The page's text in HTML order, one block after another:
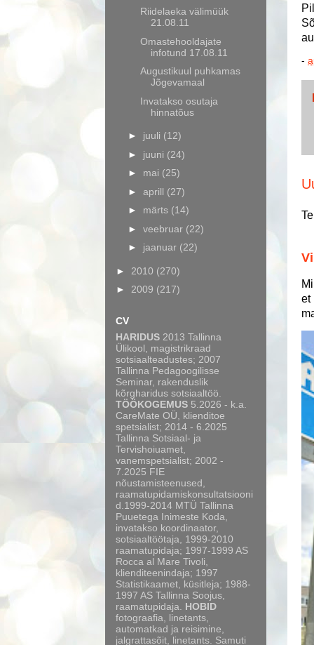
-
et
Riidelaeka välimüük
21.08.11
Omastehooldajate
infotund 17.08.11
Augustikuul puhkamas
Jõgevamaal
Invatakso osutaja
hinnatõus
► juuli (12)
► juuni (24)
► mai (25)
► aprill (27)
► märts (14)
► veebruar (22)
► jaanuar (22)
► 2010 (270)
► 2009 (217)
CV
HARIDUS 2013 Tallinna
Ülikool, magistrikraad
sotsiaalteadustes; 2007
Tallinna Pedagoogilisse
Seminar, rakenduslik
kõrgharidus sotsiaaltöö.
TÖÖKOGEMUS 5.2026 - k.a.
CareMate OÜ, klienditoe
spetsialist; 2014 - 6.2025
Tallinna Sotsiaal- ja
Tervishoiuamet,
vanemspetsialist; 2002 -
7.2025 FIE
nõustamisteenused,
raamatupidamiskonsultatsiooni
d.1999-2014 MTÜ Tallinna
Puuetega Inimeste Koda,
invatakso koordinaator,
sotsiaaltöötaja, 1999-2010
raamatupidaja; 1997-1999 AS
Rocca al Mare Tivoli,
klienditeenindaja; 1997
Statistikaamet, küsitleja; 1988-
1997 AS Tallinna Soojus,
raamatupidaja. HOBID
fotograafia, linetants,
automatkad ja reisimine,
jalgrattasõit, linetants. Samuti